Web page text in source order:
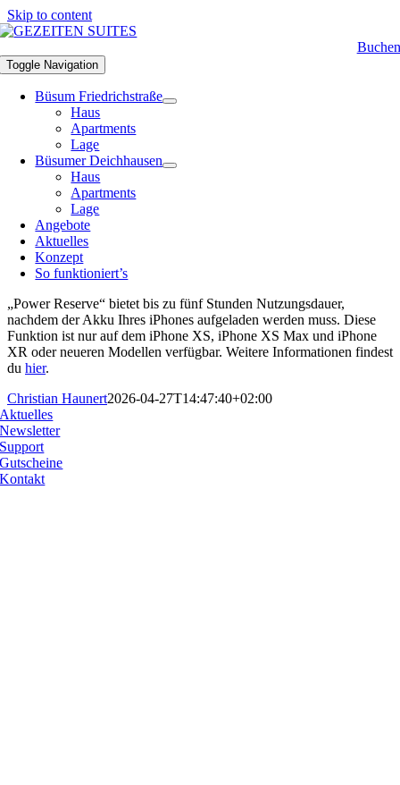
Skip to content
Buchen
Toggle Navigation
Büsum Friedrichstraße
Haus
Apartments
Lage
Büsumer Deichhausen
Haus
Apartments
Lage
Angebote
Aktuelles
Konzept
So funktioniert’s
„Power Reserve“ bietet bis zu fünf Stunden Nutzungsdauer,
nachdem der Akku Ihres iPhones aufgeladen werden muss. Diese
Funktion ist nur auf dem iPhone XS, iPhone XS Max und iPhone
XR oder neueren Modellen verfügbar. Weitere Informationen findest
du hier.
Christian Haunert2026-04-27T14:47:40+02:00
Aktuelles
Newsletter
Support
Gutscheine
Kontakt